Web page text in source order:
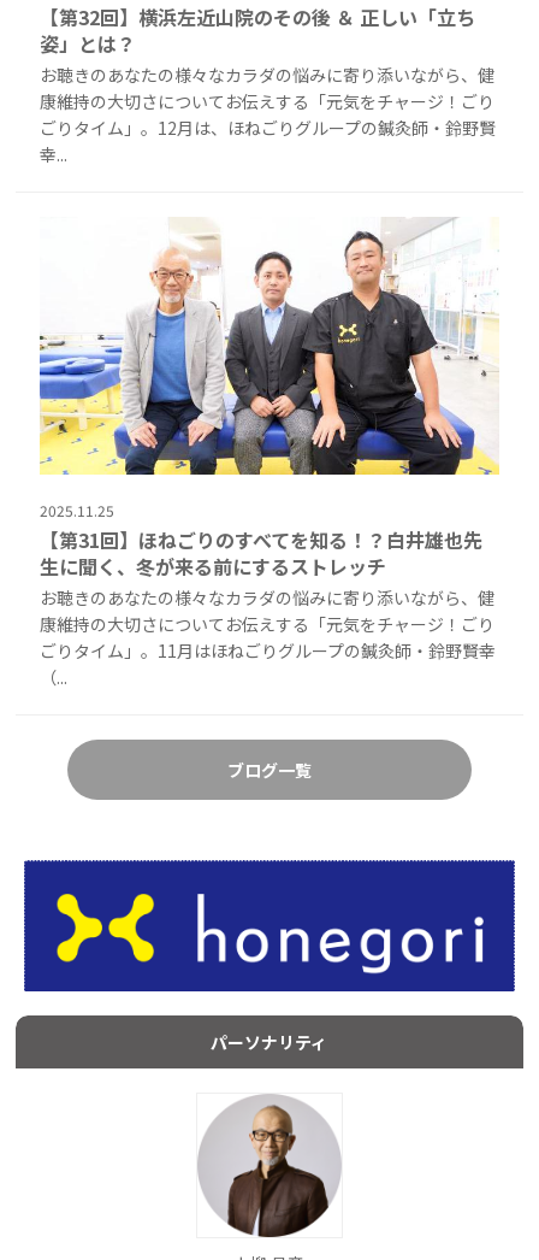
【第32回】横浜左近山院のその後 ＆ 正しい「立ち
姿」とは？
お聴きのあなたの様々なカラダの悩みに寄り添いながら、健
康維持の大切さについてお伝えする「元気をチャージ！ごり
ごりタイム」。12月は、ほねごりグループの鍼灸師・鈴野賢
幸...
2025.11.25
【第31回】ほねごりのすべてを知る！？白井雄也先
生に聞く、冬が来る前にするストレッチ
お聴きのあなたの様々なカラダの悩みに寄り添いながら、健
康維持の大切さについてお伝えする「元気をチャージ！ごり
ごりタイム」。11月はほねごりグループの鍼灸師・鈴野賢幸
（...
ブログ一覧
パーソナリティ